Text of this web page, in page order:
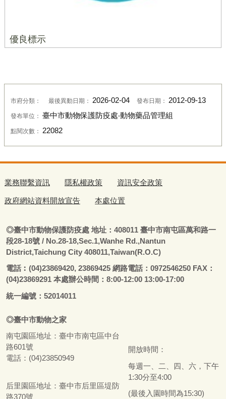
優良標示
市府分類： 最後異動日期： 2026-02-04 發布日期： 2012-09-13
發布單位： 臺中市動物保護防疫處‧動物藥品管理組
點閱次數： 22082
業務聯繫資訊 隱私權政策 資訊安全政策
政府網站資料開放宣告 本處位置
◎臺中市動物保護防疫處地址：408011 臺中市南屯區萬和路一
段28-18號 / No.28-18,Sec.1,Wanhe Rd.,Nantun
District,Taichung City 408011,Taiwan(R.O.C)
電話︰ (04)23869420, 23869425 網路電話：0972546250 FAX：
(04)23869291 本處辦公時間：8:00-12:00 13:00-17:00
統一編號：52014011
◎臺中市動物之家
南屯園區地址： 臺中市南屯區中台
路601號
電話：(04)23850949
后里園區地址： 臺中市后里區堤防
路370號
開放時間：
每週一、二、四、六，下午
1:30分至4:00
(最後入園時間為15:30)